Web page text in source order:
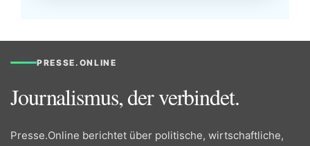
PRESSE.ONLINE
Journalismus, der verbindet.
Presse.Online berichtet über politische, wirtschaftliche,